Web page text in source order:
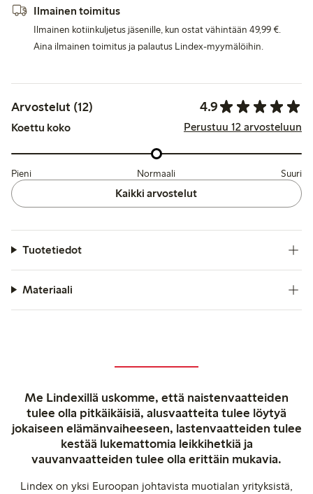
Ilmainen toimitus
Ilmainen kotiinkuljetus jäsenille, kun ostat vähintään 49,99 €.
Aina ilmainen toimitus ja palautus Lindex-myymälöihin.
Arvostelut (12) 4.9
Koettu koko Perustuu 12 arvosteluun
Pieni Normaali Suuri
Kaikki arvostelut
Tuotetiedot
Materiaali
Me Lindexillä uskomme, että naistenvaatteiden
tulee olla pitkäikäisiä, alusvaatteita tulee löytyä
jokaiseen elämänvaiheeseen, lastenvaatteiden tulee
kestää lukemattomia leikkihetkiä ja
vauvanvaatteiden tulee olla erittäin mukavia.
Lindex on yksi Euroopan johtavista muotialan yrityksistä,